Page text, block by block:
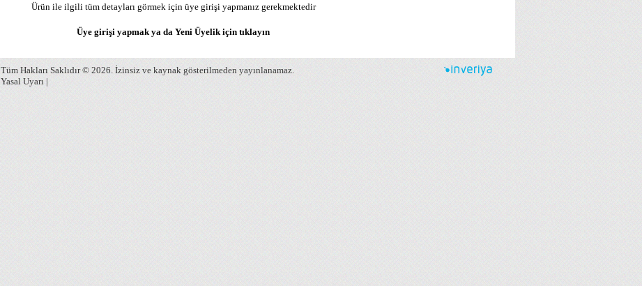
Ürün ile ilgili tüm detayları görmek için üye girişi yapmanız gerekmektedir
Üye girişi yapmak ya da Yeni Üyelik içintıklayın
Tüm Hakları Saklıdır © 2026. İzinsiz ve kaynak gösterilmeden yayınlanamaz.
Yasal Uyarı|